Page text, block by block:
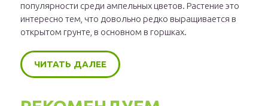
популярности среди ампельных цветов. Растение это
интересно тем, что довольно редко выращивается в
открытом грунте, в основном в горшках.
ЧИТАТЬ ДАЛЕЕ